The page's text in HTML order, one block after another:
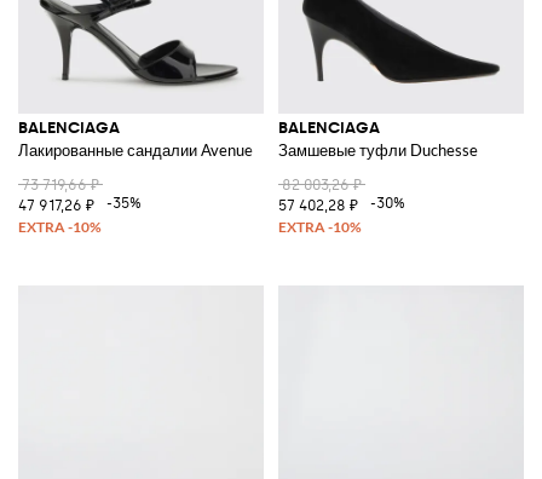
BALENCIAGA
Лакированные сандалии Avenue
73 719,66 ₽
47 917,26 ₽
-35%
BALENCIAGA
Замшевые туфли Duchesse
82 003,26 ₽
57 402,28 ₽
-30%